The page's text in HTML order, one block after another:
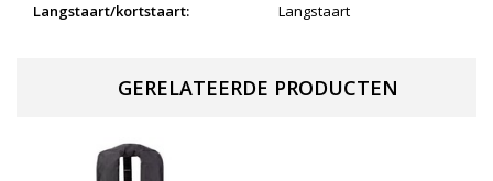
Langstaart/kortstaart:
Langstaart
GERELATEERDE PRODUCTEN